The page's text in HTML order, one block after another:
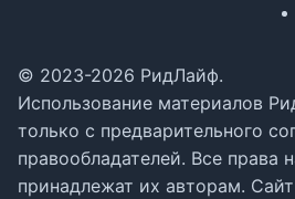
© 2023-2026 РидЛайф.
Использование материалов
только с предварительного
правообладателей. Все права
принадлежат их авторам.